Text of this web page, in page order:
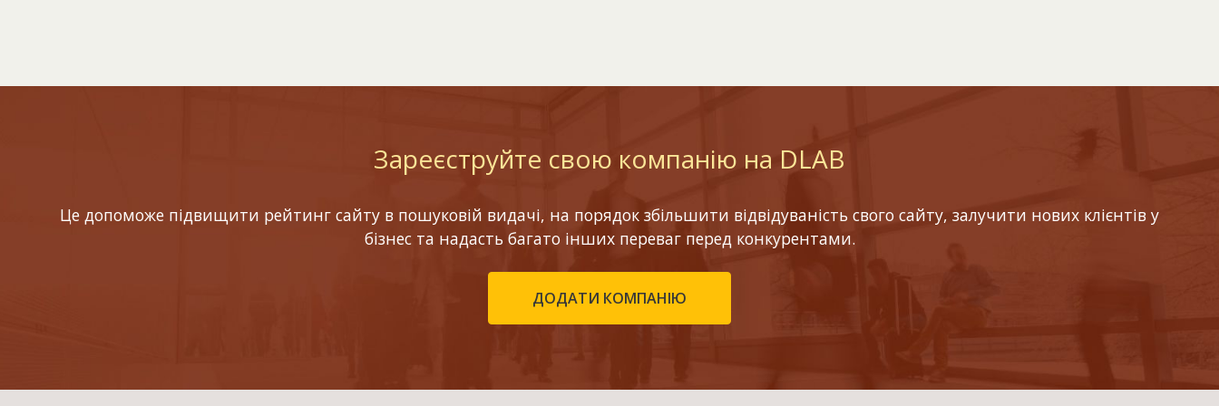
Зареєструйте свою компанію на DLAB
Це допоможе підвищити рейтинг сайту в пошуковій видачі, на порядок збільшити відвідуваність свого сайту, залучити нових клієнтів у
бізнес та надасть багато інших переваг перед конкурентами.
ДОДАТИ КОМПАНІЮ